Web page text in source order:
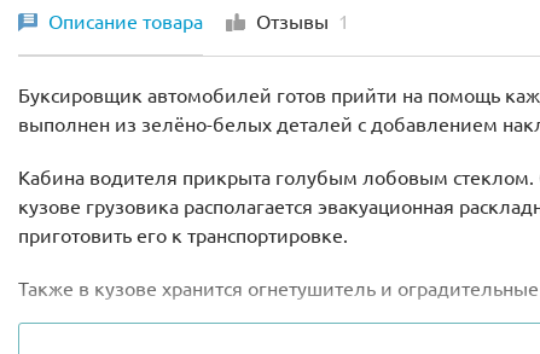
Описание товара Отзывы 1
Буксировщик автомобилей готов прийти на помощь
выполнен из зелёно-белых деталей с добавлением
Кабина водителя прикрыта голубым лобовым стеклом.
кузове грузовика располагается эвакуационная
приготовить его к транспортировке.
Также в кузове хранится огнетушитель и
Кроме того из деталей набора Лего 60081 можно